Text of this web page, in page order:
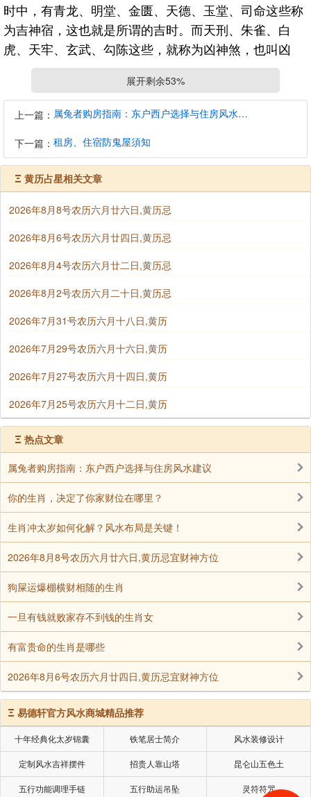
时中，有青龙、明堂、金匮、天德、玉堂、司命这些称
为吉神宿，这也就是所谓的吉时。而天刑、朱雀、白
虎、天牢、玄武、勾陈这些，就称为凶神煞，也叫凶
时，不可用事的时间。本老黄历查询系统，以红字为吉
时，黑字为凶时来标明。
老黄历是易德轩以民俗用事择日法，根据周易及月
亮行度、黄历历法原理，把相关内容综合起来，你只需
要点一下你想查看的日期，就会出现忌、宜信息。
并且配有十二时辰吉凶和财神、吉神方位变动信息等。
是目前网上全面准确的老黄历查询系
再就是标出禄命禄旺，代表人的八字天干与当日的
喜神和福神、财神三星神宿，这样就构成福、禄、
寿、喜四吉神，每个方面会有代表，也就是我们所处为
中心，来定出吉神方位。
本老黄历九星吉凶、二十八宿及六曜日吉凶、黄道
吉日和黑道日查明，六十甲子纳音查询，彭祖百忌查
询，杨公忌日等综合查询。
当查询遇到岁破、月破、日破三破日，则是诸事不
宜，也不宜有动土，开工，入宅和嫁娶这些重要事情。
大事不宜代表一些重大的事情处理，或者破土动工，下
葬这些，也是不宜使用。
当然，老黄历最重要的是可以查出宜和忌，宜就是
可以做些什么事，当然是重大的事，忌就是不能做些什
么事。
我们日常来说，最主要就是查询搬家、入宅、新房
进宅、结婚吉日、嫁娶吉日、开业吉日和交易吉日及破
日，凶日。
搬家入宅、新房进宅是以移徙、入宅、这些吉日为
主。结婚可以选择宜结婚、嫁娶、婚姻这些日主，而开
业主要是以交易、开业、开市、纳财这些吉日为主。
展开剩余53%
上一篇： 属兔者购房指南：东户西户选择与住房风水建议
下一篇： 租房、住宿防鬼屋須知
Ξ 黄历占星相关文章
2026年8月8号农历六月廿六日,黄历忌
2026年8月6号农历六月廿四日,黄历忌
2026年8月4号农历六月廿二日,黄历忌
2026年8月2号农历六月二十日,黄历忌
2026年7月31号农历六月十八日,黄历
2026年7月29号农历六月十六日,黄历
2026年7月27号农历六月十四日,黄历
2026年7月25号农历六月十二日,黄历
Ξ 热点文章
属兔者购房指南：东户西户选择与住房风水建议
你的生肖，决定了你家财位在哪里？
生肖冲太岁如何化解？风水布局是关键！
2026年8月8号农历六月廿六日,黄历忌宜财神方位
狗屎运爆棚横财相随的生肖
一旦有钱就败家存不到钱的生肖女
有富贵命的生肖是哪些
2026年8月6号农历六月廿四日,黄历忌宜财神方位
Ξ 易德轩官方风水商城精品推荐
十年经典化太岁锦囊 铁笔居士简介 风水装修设计
定制风水吉祥摆件 招贵人靠山塔 昆仑山五色土
五行功能调理手链 五行助运吊坠 灵符符咒